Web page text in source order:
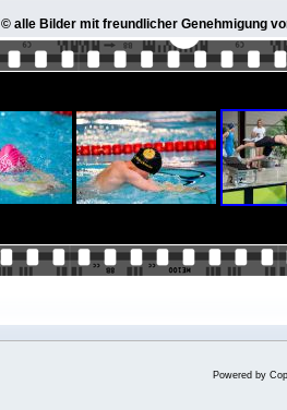
© alle Bilder mit freundlicher Genehmigung
Powered by